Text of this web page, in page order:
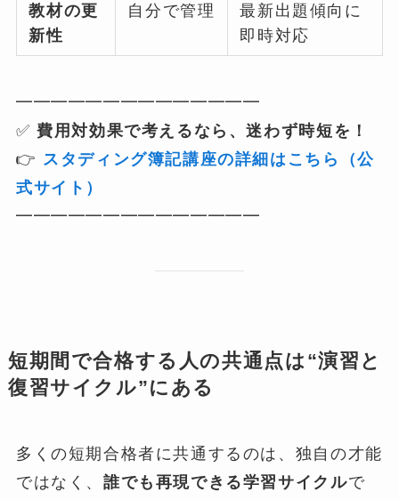
教材の更
新性
自分で管理
最新出題傾向に
即時対応
━━━━━━━━━━━━━━
✅費用対効果で考えるなら、迷わず時短を！
👉 スタディング簿記講座の詳細はこちら（公
式サイト）
━━━━━━━━━━━━━━
短期間で合格する人の共通点は“演習と
復習サイクル”にある
多くの短期合格者に共通するのは、独自の才能
ではなく、 誰でも再現できる学習サイクルで